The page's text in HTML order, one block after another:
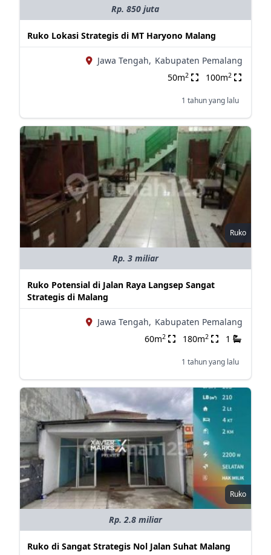
Rp. 850 juta
Ruko Lokasi Strategis di MT Haryono Malang
Jawa Tengah, Kabupaten Pemalang
50m2 100m2
1 tahun yang lalu
Ruko
Rp. 3 miliar
Ruko Potensial di Jalan Raya Langsep Sangat
Strategis di Malang
Jawa Tengah, Kabupaten Pemalang
60m2 180m2 1
1 tahun yang lalu
Ruko
Rp. 2.8 miliar
Ruko di Sangat Strategis Nol Jalan Suhat Malang